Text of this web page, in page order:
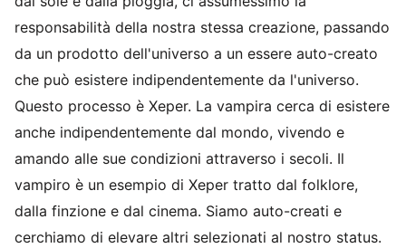
responsabilità della nostra stessa creazione, passando
da un prodotto dell'universo a un essere auto-creato
che può esistere indipendentemente da l'universo.
Questo processo è Xeper. La vampira cerca di esistere
anche indipendentemente dal mondo, vivendo e
amando alle sue condizioni attraverso i secoli. Il
vampiro è un esempio di Xeper tratto dal folklore,
dalla finzione e dal cinema. Siamo auto-creati e
cerchiamo di elevare altri selezionati al nostro status.